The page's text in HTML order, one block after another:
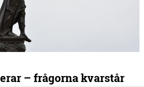
– frågorna kvarstår